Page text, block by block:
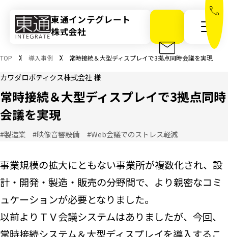
東通インテグレート
株式会社
メニ
TOP 導入事例 常時接続＆大型ディスプレイで3拠点同時会議を実現
カワダロボティクス株式会社 様
常時接続＆大型ディスプレイで3拠点同時
会議を実現
#製造業 #映像音響設備 #Web会議でのストレス軽減
事業規模の拡大にともない事業所が複数化され、設
計・開発・製造・販売の分野間で、より親密なコミ
ュケーションが必要となりました。
以前よりＴＶ会議システムはありましたが、今回、
常時接続システム＆大型ディスプレイを導入するこ